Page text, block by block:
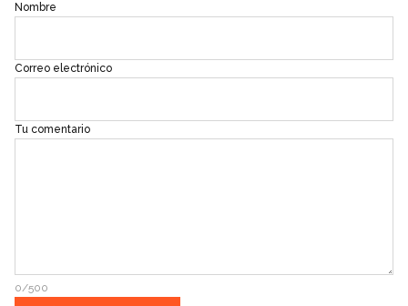
Nombre
Correo electrónico
Tu comentario
0/500